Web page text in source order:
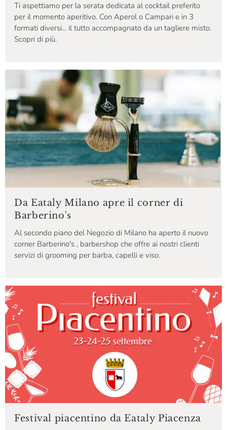
Ti aspettiamo per la serata dedicata al cocktail preferito
per il momento aperitivo. Con Aperol o Campari e in 3
formati diversi... il tutto accompagnato da un tagliere misto.
Scopri di più.
Da Eataly Milano apre il corner di
Barberino's
Al secondo piano del Negozio di Milano ha aperto il nuovo
corner Barberino's , barbershop che offre ai nostri clienti
servizi di grooming per barba, capelli e viso.
Festival piacentino da Eataly Piacenza